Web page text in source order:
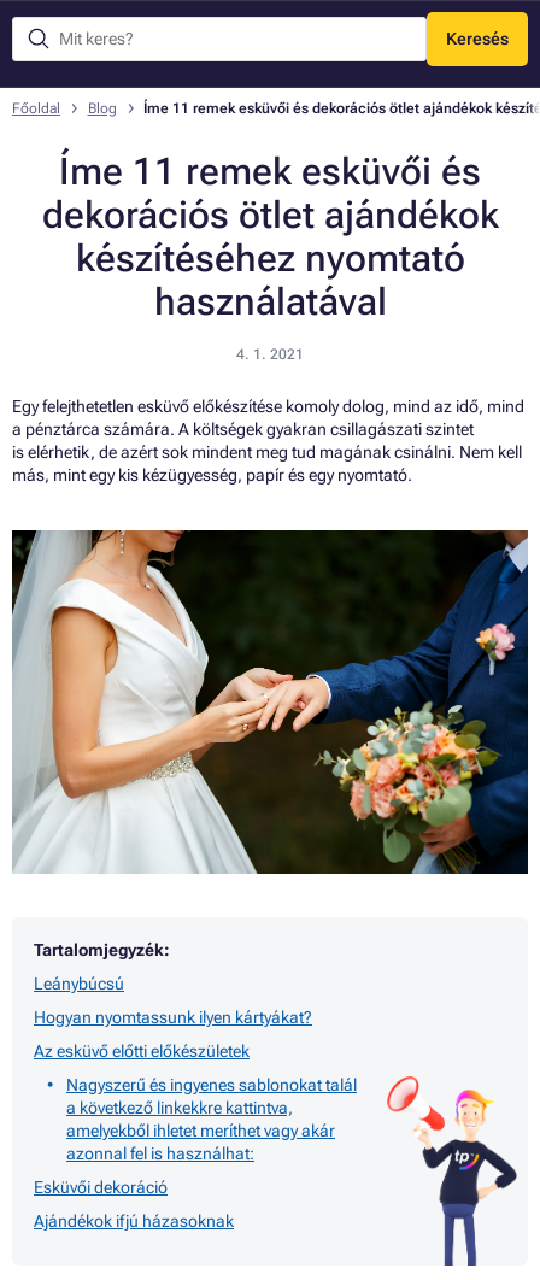
Keresés
Menü
Főoldal Blog Íme 11 remek esküvői és dekorációs ötlet ajándékok
Íme 11 remek esküvői és
dekorációs ötlet ajándékok
készítéséhez nyomtató
használatával
4. 1. 2021
Egy felejthetetlen esküvő előkészítése komoly dolog, mind az idő, mind
a pénztárca számára. A költségek gyakran csillagászati szintet
is elérhetik, de azért sok mindent meg tud magának csinálni. Nem kell
más, mint egy kis kézügyesség, papír és egy nyomtató.
Tartalomjegyzék:
Leánybúcsú
Hogyan nyomtassunk ilyen kártyákat?
Az esküvő előtti előkészületek
Nagyszerű és ingyenes sablonokat talál
a következő linkekkre kattintva,
amelyekből ihletet meríthet vagy akár
azonnal fel is használhat:
Esküvői dekoráció
Ajándékok ifjú házasoknak